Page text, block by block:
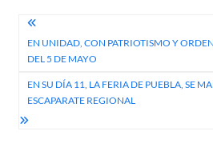
Navegación
de
entradas
EN UNIDAD, CON PATRIOTISMO Y
DEL 5 DE MAYO
EN SU DÍA 11, LA FERIA DE PUEBLA, SE
ESCAPARATE REGIONAL